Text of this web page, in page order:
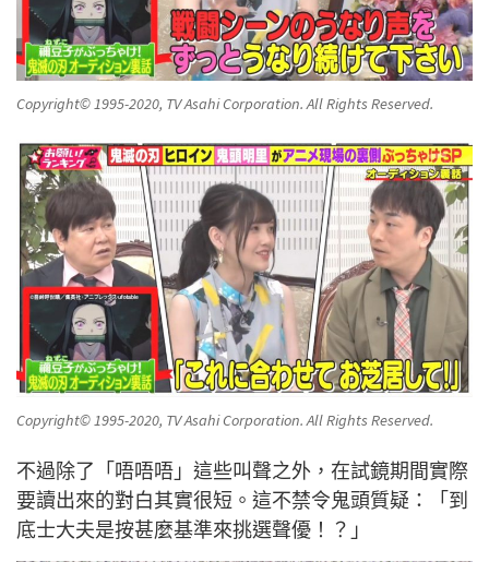
Copyright© 1995-2020, TV Asahi Corporation. All Rights Reserved.
Copyright© 1995-2020, TV Asahi Corporation. All Rights Reserved.
不過除了「唔唔唔」這些叫聲之外，在試鏡期間實際
要讀出來的對白其實很短。這不禁令鬼頭質疑：「到
底士大夫是按甚麼基準來挑選聲優！？」